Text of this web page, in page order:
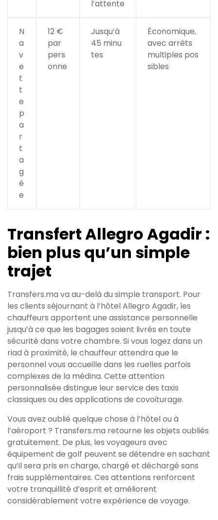
l’attente
N
a
v
e
t
t
e
p
a
r
t
a
g
é
e
12 €
par
pers
onne
Jusqu’à
45 minu
tes
Économique,
avec arrêts
multiples pos
sibles
Transfert Allegro Agadir :
bien plus qu’un simple
trajet
Transfers.ma va au-delà du simple transport. Pour
les clients séjournant à l’hôtel Allegro Agadir, les
chauffeurs apportent une assistance personnelle
jusqu’à ce que les bagages soient livrés en toute
sécurité dans votre chambre. Si vous logez dans un
riad à proximité, le chauffeur attendra que le
personnel vous accueille dans les ruelles parfois
complexes de la médina. Cette attention
personnalisée distingue leur service des taxis
classiques ou des applications de covoiturage.
Vous avez oublié quelque chose à l’hôtel ou à
l’aéroport ? Transfers.ma retourne les objets oubliés
gratuitement. De plus, les voyageurs avec
équipement de golf peuvent se détendre en sachant
qu’il sera pris en charge, chargé et déchargé sans
frais supplémentaires. Ces attentions renforcent
votre tranquillité d’esprit et améliorent
considérablement votre expérience de voyage.